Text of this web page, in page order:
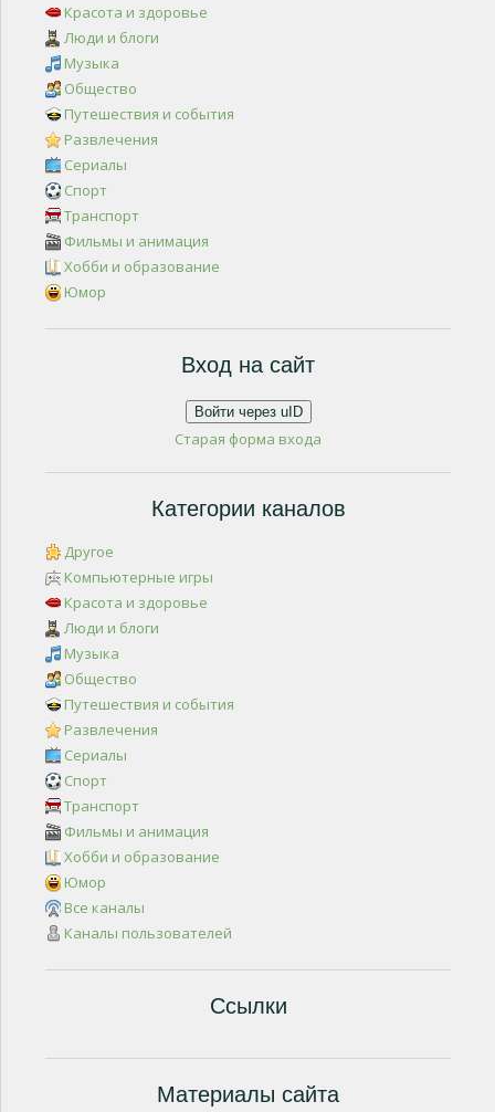
Красота и здоровье
Люди и блоги
Музыка
Общество
Путешествия и события
Развлечения
Сериалы
Спорт
Транспорт
Фильмы и анимация
Хобби и образование
Юмор
Вход на сайт
Войти через uID
Старая форма входа
Категории каналов
Другое
Компьютерные игры
Красота и здоровье
Люди и блоги
Музыка
Общество
Путешествия и события
Развлечения
Сериалы
Спорт
Транспорт
Фильмы и анимация
Хобби и образование
Юмор
Все каналы
Каналы пользователей
Ссылки
Материалы сайта